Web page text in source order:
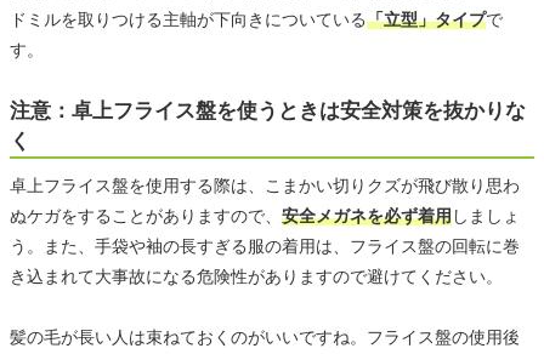
ドミルを取りつける主軸が下向きについている「立型」タイプで
す。
注意：卓上フライス盤を使うときは安全対策を抜かりな
く
卓上フライス盤を使用する際は、こまかい切りクズが飛び散り思わ
ぬケガをすることがありますので、 安全メガネを必ず着用しましょ
う。また、手袋や袖の長すぎる服の着用は、フライス盤の回転に巻
き込まれて大事故になる危険性がありますので避けてください。
髪の毛が長い人は束ねておくのがいいですね。フライス盤の使用後